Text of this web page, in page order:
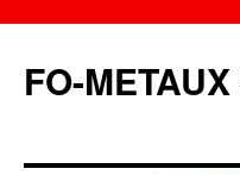
contenu
FO-